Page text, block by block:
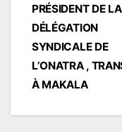
l’article
PRÉSIDENT DE LA
DÉLÉGATION
SYNDICALE DE
L’ONATRA ,
À MAKALA